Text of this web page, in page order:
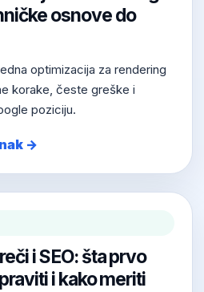
osnove do
optimizacija za rendering
korake, česte greške i
poziciju.
→
i SEO: šta prvo
i kako meriti